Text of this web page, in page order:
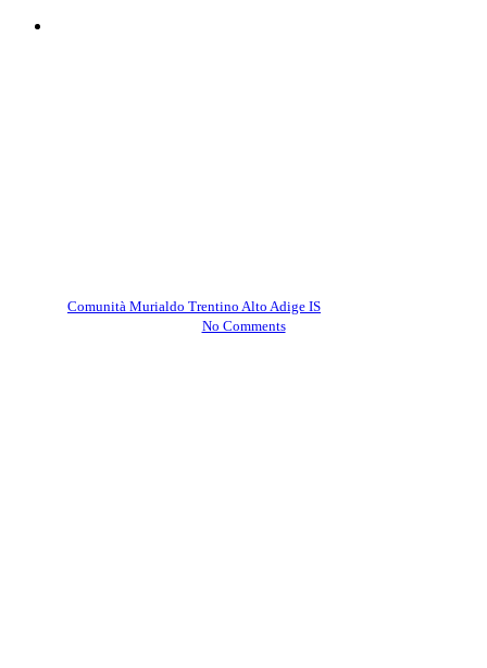
Comunità Murialdo Trentino Alto Adige IS
No Comments